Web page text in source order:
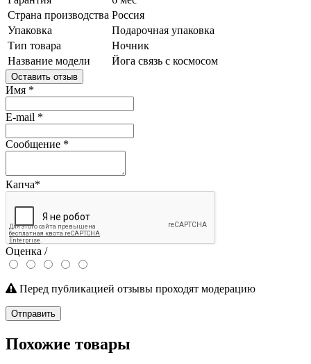
Страна производства Россия
Упаковка
Подарочная упаковка
Тип товара
Ночник
Название модели
Йога связь с космосом
Оставить отзыв
Имя *
E-mail *
Сообщение *
Капча*
Оценка /
Перед публикацией отзывы проходят модерацию
Отправить
Похожие товары